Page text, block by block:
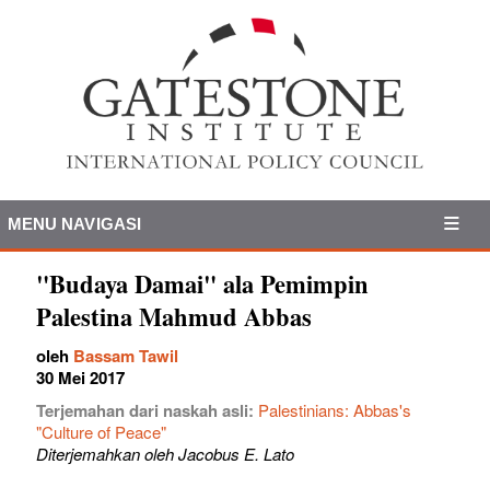
MENU NAVIGASI
"Budaya Damai" ala Pemimpin
Palestina Mahmud Abbas
oleh Bassam Tawil
30 Mei 2017
Terjemahan dari naskah asli: Palestinians: Abbas's
"Culture of Peace"
Diterjemahkan oleh Jacobus E. Lato